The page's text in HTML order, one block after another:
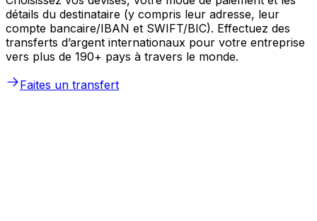
détails du destinataire (y compris leur adresse, leur
compte bancaire/IBAN et SWIFT/BIC). Effectuez des
transferts d’argent internationaux pour votre entreprise
vers plus de 190+ pays à travers le monde.
Faites un transfert